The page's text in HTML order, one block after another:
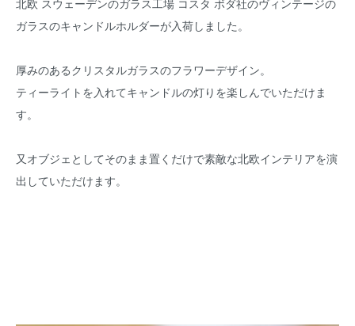
北欧 スウェーデンのガラス工場 コスタ ボダ社のヴィンテージの
ガラスのキャンドルホルダーが入荷しました。
厚みのあるクリスタルガラスのフラワーデザイン。
ティーライトを入れてキャンドルの灯りを楽しんでいただけま
す。
又オブジェとしてそのまま置くだけで素敵な北欧インテリアを演
出していただけます。